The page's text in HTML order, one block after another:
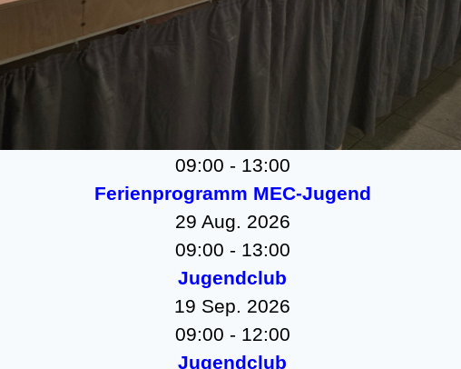
Termine - Coming Soon
Ferienprogramm MEC-Jugend
09:00 - 13:00
Ferienprogramm MEC-Jugend
29 Aug. 2026
09:00 - 13:00
Jugendclub
19 Sep. 2026
09:00 - 12:00
Jugendclub